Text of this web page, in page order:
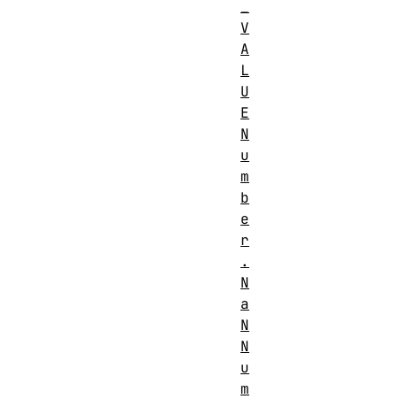
V
A
L
U
E
N
u
m
b
e
r
.
N
a
N
N
u
m